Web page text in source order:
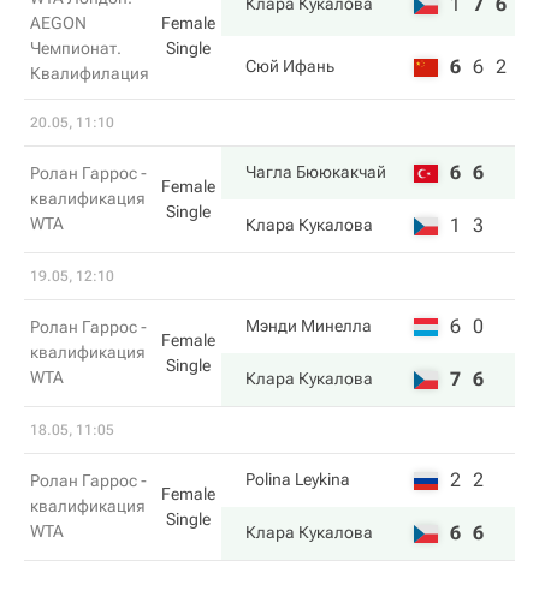
AEGON
Чемпионат.
Квалифилация
Female
Single
Сюй Ифань 6 6 2
20.05, 11:10
Ролан Гаррос -
квалификация
WTA
Female
Single
Чагла Бююкакчай 6 6
Клара Кукалова 1 3
19.05, 12:10
Ролан Гаррос -
квалификация
WTA
Female
Single
Мэнди Минелла 6 0
Клара Кукалова 7 6
18.05, 11:05
Ролан Гаррос -
квалификация
WTA
Female
Single
Polina Leykina 2 2
Клара Кукалова 6 6